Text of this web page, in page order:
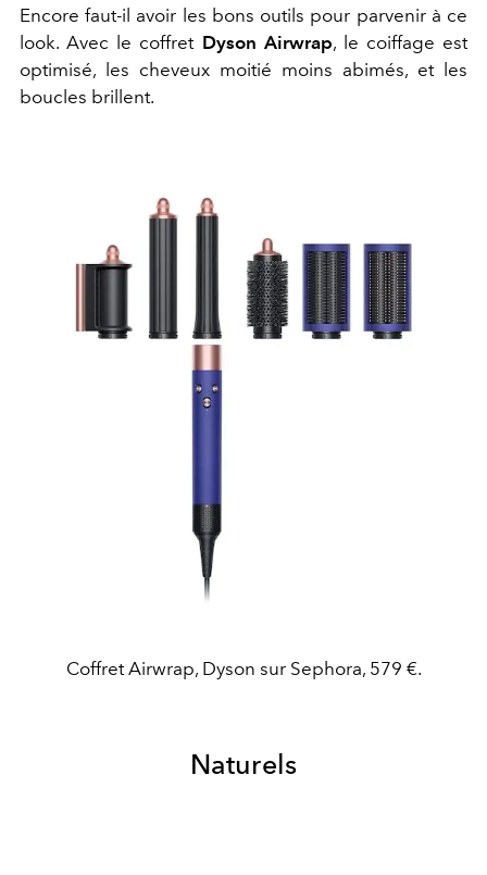
Encore faut-il avoir les bons outils pour parvenir à ce
look. Avec le coffret Dyson Airwrap, le coiffage est
optimisé, les cheveux moitié moins abimés, et les
boucles brillent.
Coffret Airwrap, Dyson sur Sephora, 579 €.
Naturels